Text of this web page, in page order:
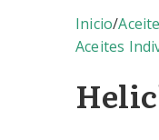
Inicio/
Aceites